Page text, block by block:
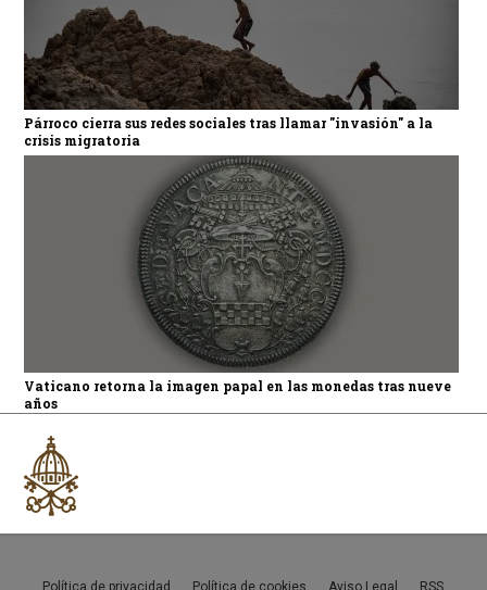
Párroco cierra sus redes sociales tras llamar "invasión" a la
crisis migratoria
Vaticano retorna la imagen papal en las monedas tras nueve
años
Política de privacidad Política de cookies Aviso Legal RSS